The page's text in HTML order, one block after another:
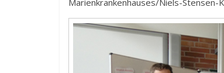
Marienkrankenhauses/Niels-Stensen-